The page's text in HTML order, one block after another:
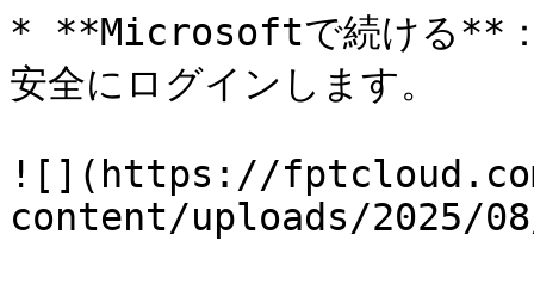
* **Microsoftで続ける**：
安全にログインします。
![](https://
content/uploads/2025/